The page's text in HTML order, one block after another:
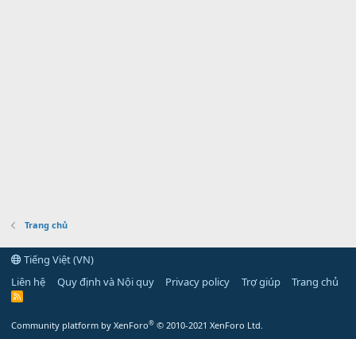
Trang chủ
Tiếng Việt (VN)
Liên hệ
Quy định và Nội quy Privacy policy Trợ giúp Trang chủ
R
Community platform by XenForo® © 2010-2021 XenForo Ltd.